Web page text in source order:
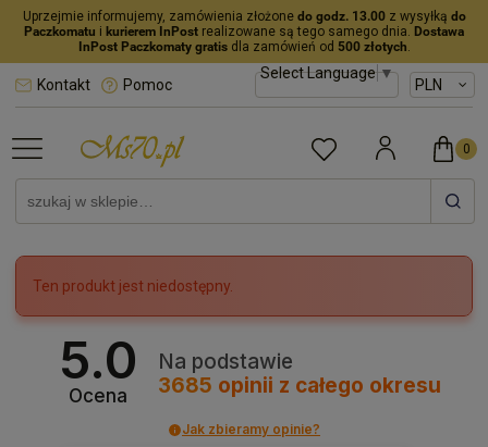
Uprzejmie informujemy, zamówienia złożone do godz. 13.00z wysyłką do
Paczkomatu i kurierem InPost realizowane są tego samego dnia. Dostawa
InPost Paczkomaty gratisdla zamówień od 500 złotych.
Select Language▼
Kontakt Pomoc
Ten produkt jest niedostępny.
5.0
Ocena
Na podstawie
3685 opinii z całego okresu
Jak zbieramy opinie?